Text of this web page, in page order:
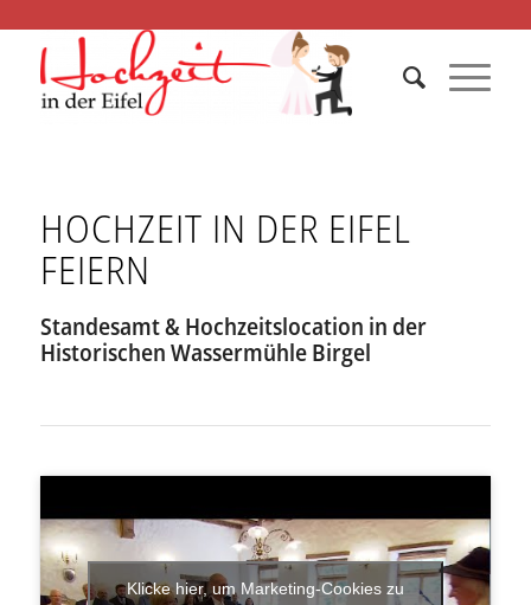
HOCHZEIT IN DER EIFEL
FEIERN
Standesamt & Hochzeitslocation in der
Historischen Wassermühle Birgel
Klicke hier, um Marketing-Cookies zu